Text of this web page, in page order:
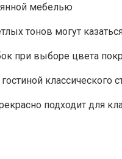
тонов могут
при выборе цвета
подходит для